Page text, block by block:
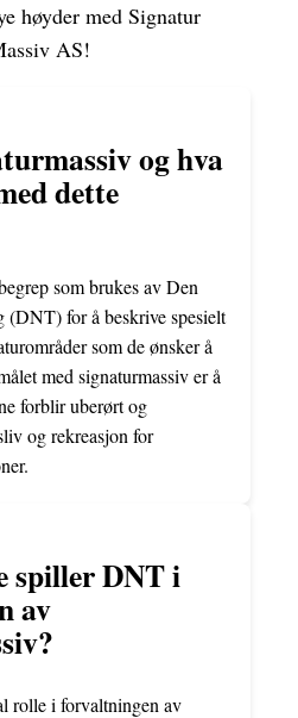
høyder med Signatur
AS!
og hva
dette
som brukes av Den
(DNT) for å beskrive spesielt
som de ønsker å
med signaturmassiv er å
forblir uberørt og
og rekreasjon for
spiller DNT i
av
rolle i forvaltningen av